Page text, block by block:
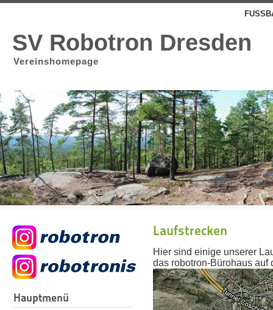
SV Robotron Dresden
Vereinshomepage
Hauptmenü
Laufstrecken
Hier sind einige unserer
das robotron-Bürohaus auf